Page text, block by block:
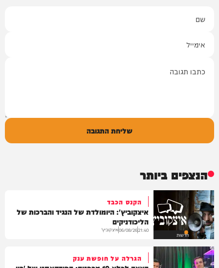
שליחת התגובה
הנצפים ביותר
חדשות
הקנס הכבד
איצקוביץ': היומולדת של הנגיד והברכות של
הליכודניקים
21:40
06/08/26איצקוביץ'
הגרלה על חופשת ענק